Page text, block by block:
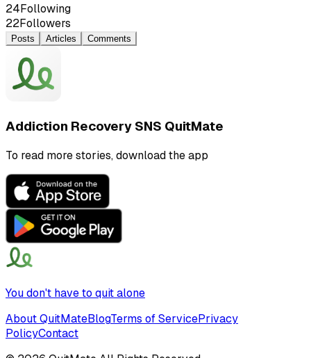
24Following
22Followers
Posts Articles Comments
Addiction Recovery SNS QuitMate
To read more stories, download the app
You don't have to quit alone
About QuitMateBlogTerms of ServicePrivacy
PolicyContact